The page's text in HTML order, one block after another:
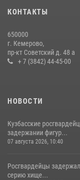
КОНТАКТЫ
650000
г. Кемерово,
пр-кт Советский д. 48 а
+ 7 (3842) 44-45-00
НОВОСТИ
Кузбасские
задержании фигур...
07 августа 2026, 10:40
Росгвардейцы
серию хище...